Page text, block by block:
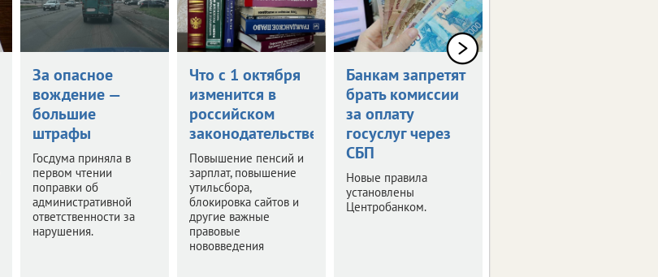
За опасное
вождение —
большие
штрафы
Госдума приняла в
первом чтении
поправки об
административной
ответственности за
нарушения.
Что с 1 октября
изменится в
российском
законодательстве
Повышение пенсий и
зарплат, повышение
утильсбора,
блокировка сайтов и
другие важные
правовые
нововведения
Банкам запретят
брать комиссии
за оплату
госуслуг через
СБП
Новые правила
установлены
Центробанком.